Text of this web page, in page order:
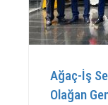
Ağaç-İş
Olağan